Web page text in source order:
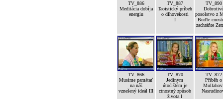
TV_886
Meditácia dobíja
energiu
TV_887
Taoistický príbeh
o dlhovekosti
I
TV_890
Dobrotivé
posolstvo z
Buďte
zachráňte
TV_866
Musíme pamätať
na náš
vznešený ideál III
TV_870
Jediným
útočištěm je
ctnostný způsob
života I
TV_872
Příběh o